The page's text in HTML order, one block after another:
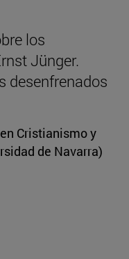
los
Jünger.
desenfrenados
Cristianismo y
de Navarra)